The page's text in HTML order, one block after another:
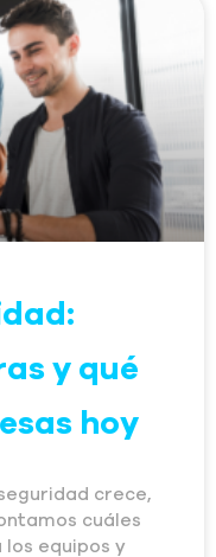
y qué
hoy
crece,
cuáles
los equipos y